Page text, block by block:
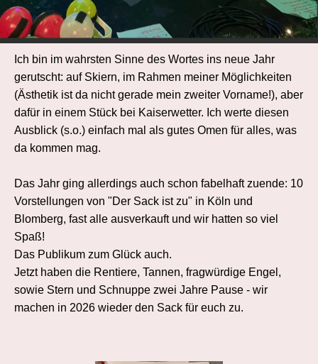
Ich bin im wahrsten Sinne des Wortes ins neue Jahr
gerutscht: auf Skiern, im Rahmen meiner Möglichkeiten
(Ästhetik ist da nicht gerade mein zweiter Vorname!), aber
dafür in einem Stück bei Kaiserwetter. Ich werte diesen
Ausblick (s.o.) einfach mal als gutes Omen für alles, was
da kommen mag.
Das Jahr ging allerdings auch schon fabelhaft zuende: 10
Vorstellungen von "Der Sack ist zu" in Köln und
Blomberg, fast alle ausverkauft und wir hatten so viel
Spaß!
Das Publikum zum Glück auch.
Jetzt haben die Rentiere, Tannen, fragwürdige Engel,
sowie Stern und Schnuppe zwei Jahre Pause - wir
machen in 2026 wieder den Sack für euch zu.